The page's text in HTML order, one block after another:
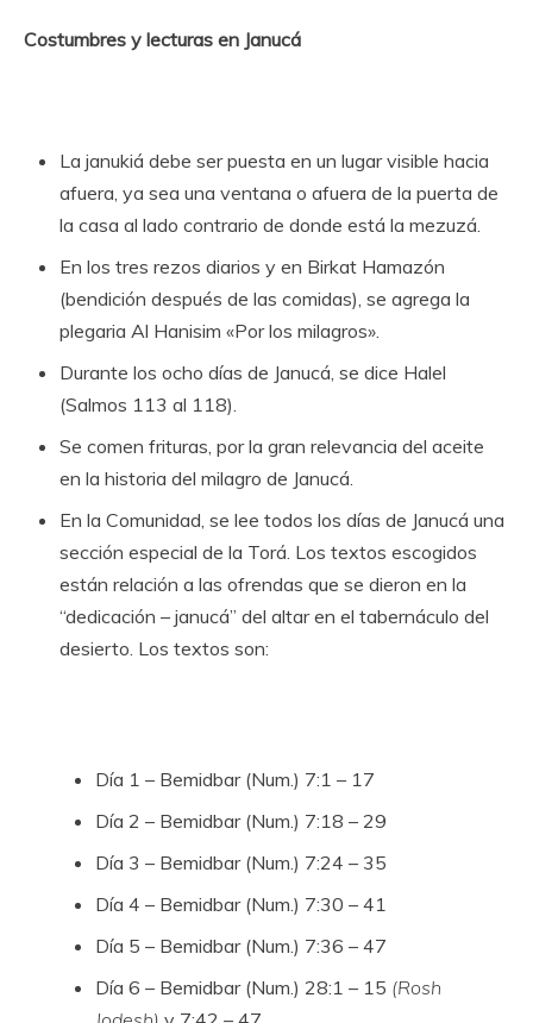
Costumbres y lecturas en Janucá
La janukiá debe ser puesta en un lugar visible hacia
afuera, ya sea una ventana o afuera de la puerta de
la casa al lado contrario de donde está la mezuzá.
En los tres rezos diarios y en Birkat Hamazón
(bendición después de las comidas), se agrega la
plegaria Al Hanisim «Por los milagros».
Durante los ocho días de Janucá, se dice Halel
(Salmos 113 al 118).
Se comen frituras, por la gran relevancia del aceite
en la historia del milagro de Janucá.
En la Comunidad, se lee todos los días de Janucá una
sección especial de la Torá. Los textos escogidos
están relación a las ofrendas que se dieron en la
“dedicación – janucá” del altar en el tabernáculo del
desierto. Los textos son:
Día 1 – Bemidbar (Num.) 7:1 – 17
Día 2 – Bemidbar (Num.) 7:18 – 29
Día 3 – Bemidbar (Num.) 7:24 – 35
Día 4 – Bemidbar (Num.) 7:30 – 41
Día 5 – Bemidbar (Num.) 7:36 – 47
Día 6 – Bemidbar (Num.) 28:1 – 15 (Rosh